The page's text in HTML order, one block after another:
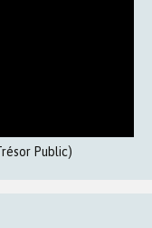
Public)